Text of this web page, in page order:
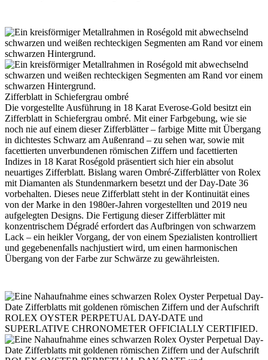
Zifferblatt in Schiefergrau ombré
Die vorgestellte Ausführung in 18 Karat Everose-Gold besitzt ein
Zifferblatt in Schiefergrau ombré. Mit einer Farbgebung, wie sie
noch nie auf einem dieser Zifferblätter – farbige Mitte mit Übergang
in dichtestes Schwarz am Außenrand – zu sehen war, sowie mit
facettierten unverbundenen römischen Ziffern und facettierten
Indizes in 18 Karat Roségold präsentiert sich hier ein absolut
neuartiges Zifferblatt. Bislang waren Ombré-Zifferblätter von Rolex
mit Diamanten als Stunden­markern besetzt und der Day‑Date 36
vorbehalten. Dieses neue Zifferblatt steht in der Kontinuität eines
von der Marke in den 1980er-Jahren vorgestellten und 2019 neu
aufgelegten Designs. Die Fertigung dieser Zifferblätter mit
konzentrischem Dégradé erfordert das Aufbringen von schwarzem
Lack – ein heikler Vorgang, der von einem Spezialisten kontrolliert
und gegebenenfalls nachjustiert wird, um einen harmonischen
Übergang von der Farbe zur Schwärze zu gewährleisten.